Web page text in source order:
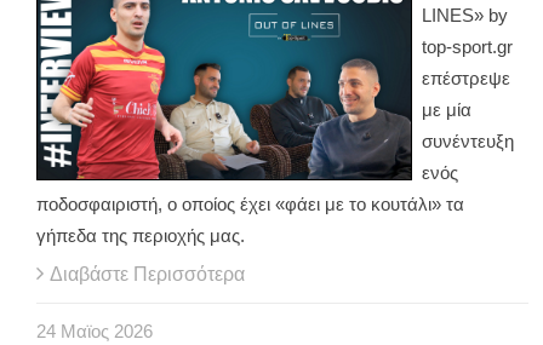
LINES» by
top-sport.gr
επέστρεψε
με μία
συνέντευξη
ενός
ποδοσφαιριστή, ο οποίος έχει «φάει με το κουτάλι» τα
γήπεδα της περιοχής μας.
Διαβάστε Περισσότερα
24 Μαϊος 2026